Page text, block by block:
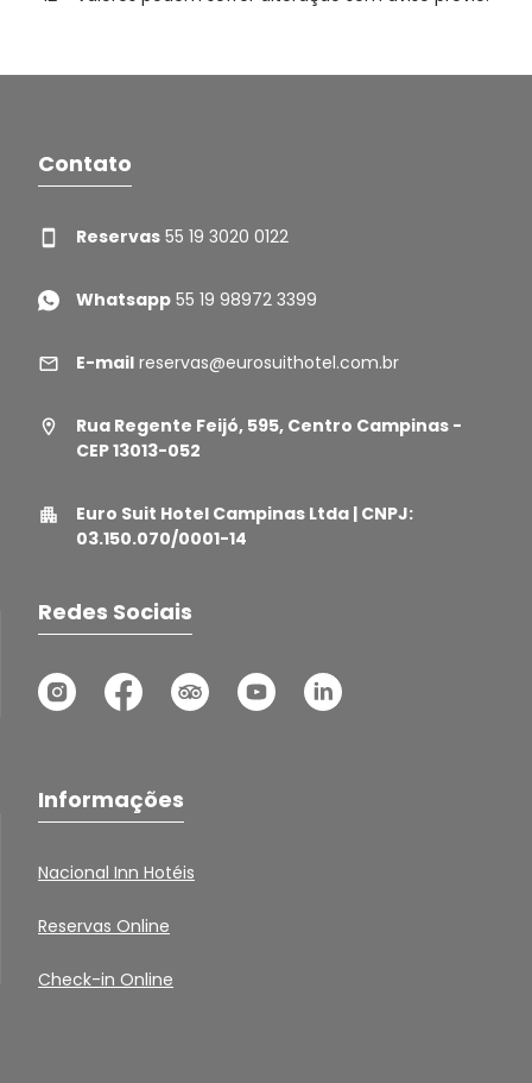
Contato
Reservas 55 19 3020 0122
Whatsapp 55 19 98972 3399
E-mail reservas@eurosuithotel.com.br
Rua Regente Feijó, 595, Centro Campinas -
CEP 13013-052
Euro Suit Hotel Campinas Ltda | CNPJ:
03.150.070/0001-14
Redes Sociais
Informações
Nacional Inn Hotéis
Reservas Online
Check-in Online